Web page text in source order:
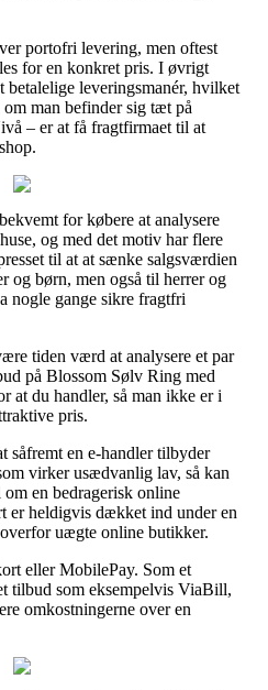
portofri levering, men oftest
for en konkret pris. I øvrigt
leveringsmanér, hvilket
man befinder sig tæt på
– er at få fragtfirmaet til at
for købere at analysere
og med det motiv har flere
til at at sænke salgsværdien
og børn, men også til herrer og
nogle gange sikre fragtfri
tiden værd at analysere et par
på Blossom Sølv Ring med
at du handler, så man ikke er i
pris.
såfremt en e-handler tilbyder
virker usædvanlig lav, så kan
en bedragerisk online
er heldigvis dækket ind under en
uægte online butikker.
eller MobilePay. Som et
tilbud som eksempelvis ViaBill,
omkostningerne over en